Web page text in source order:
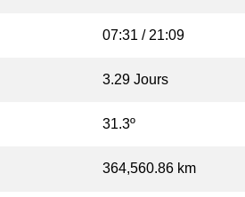
07:31 / 21:09
3.29 Jours
31.3º
364,560.86 km